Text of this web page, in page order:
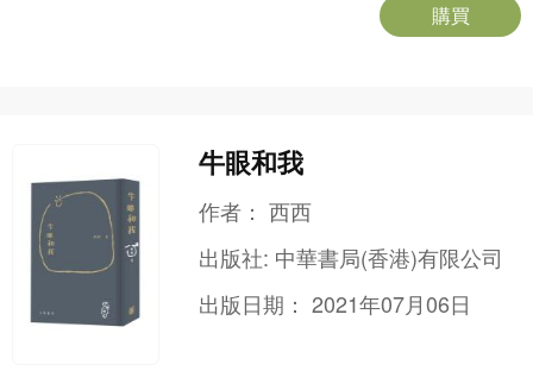
購買
牛眼和我
作者：西西
出版社: 中華書局(香港)有限公司
出版日期：2021年07月06日